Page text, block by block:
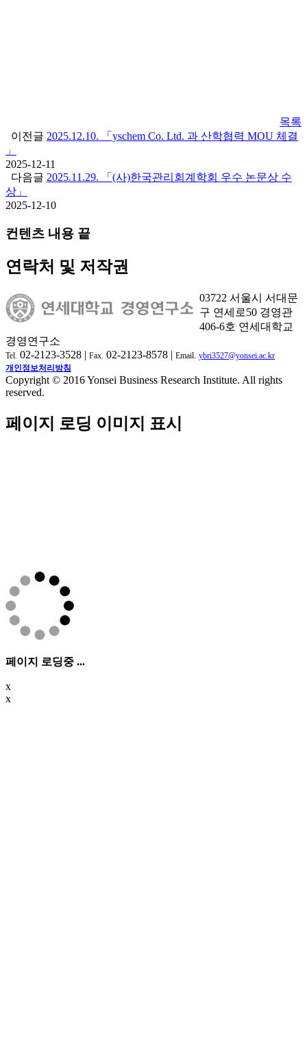
목록
이전글 2025.12.10. 「yschem Co. Ltd. 과 산학협력 MOU 체결
」
2025-12-11
다음글 2025.11.29. 「(사)한국관리회계학회 우수 논문상 수
상」
2025-12-10
컨텐츠 내용 끝
연락처 및 저작권
03722 서울시 서대문
구 연세로50 경영관
406-6호 연세대학교
경영연구소
Tel. 02-2123-3528 | Fax. 02-2123-8578 | Email. ybri3527@yonsei.ac.kr
개인정보처리방침
Copyright © 2016 Yonsei Business Research Institute. All rights
reserved.
페이지 로딩 이미지 표시
페이지 로딩중 ...
x
x